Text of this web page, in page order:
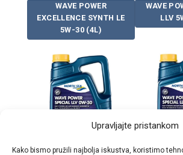
Upravljajte pristankom
Kako bismo pružili najbolja iskustva, koristimo
WAVE POWER
EXCELLENCE SYNTH LE
5W-30 (4L)
WAVE
LLV